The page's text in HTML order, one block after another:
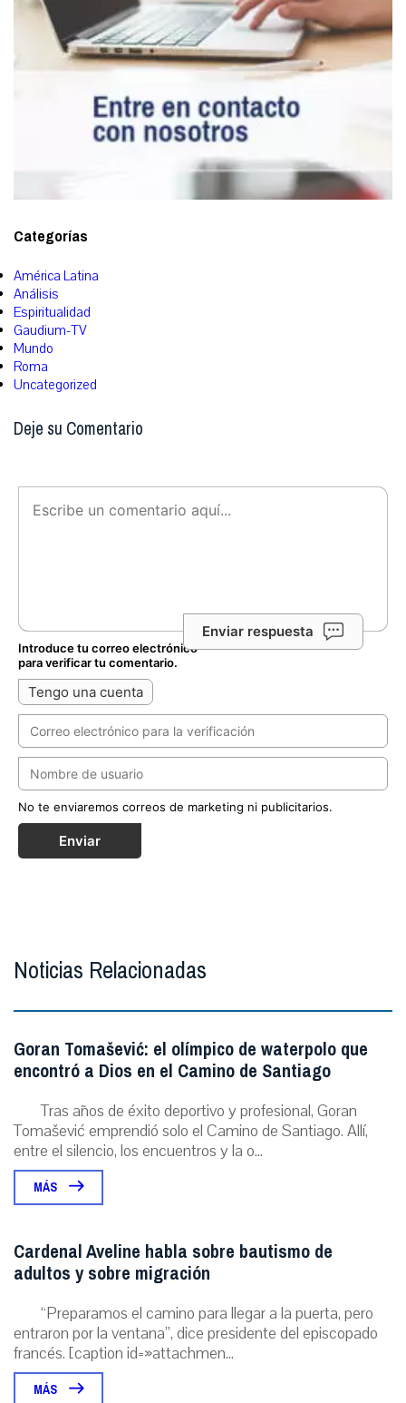
Categorías
América Latina
Análisis
Espiritualidad
Gaudium-TV
Mundo
Roma
Uncategorized
Deje su Comentario
Enviar respuesta
Introduce tu correo electrónico
para verificar tu comentario.
Tengo una cuenta
No te enviaremos correos de marketing ni publicitarios.
Enviar
Noticias Relacionadas
Goran Tomašević: el olímpico de waterpolo que
encontró a Dios en el Camino de Santiago
Tras años de éxito deportivo y profesional, Goran
Tomašević emprendió solo el Camino de Santiago. Allí,
entre el silencio, los encuentros y la o...
MÁS
Cardenal Aveline habla sobre bautismo de
adultos y sobre migración
“Preparamos el camino para llegar a la puerta, pero
entraron por la ventana”, dice presidente del episcopado
francés. [caption id=»attachmen...
MÁS